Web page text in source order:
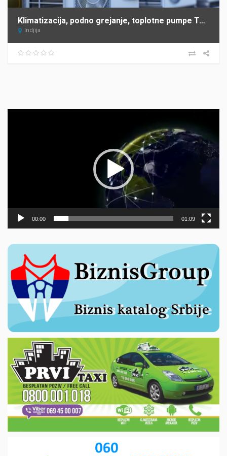
Klimatizacija, podno grejanje, toplotne pumpe Termoteka Indjija
Indjija
00:00 01:09